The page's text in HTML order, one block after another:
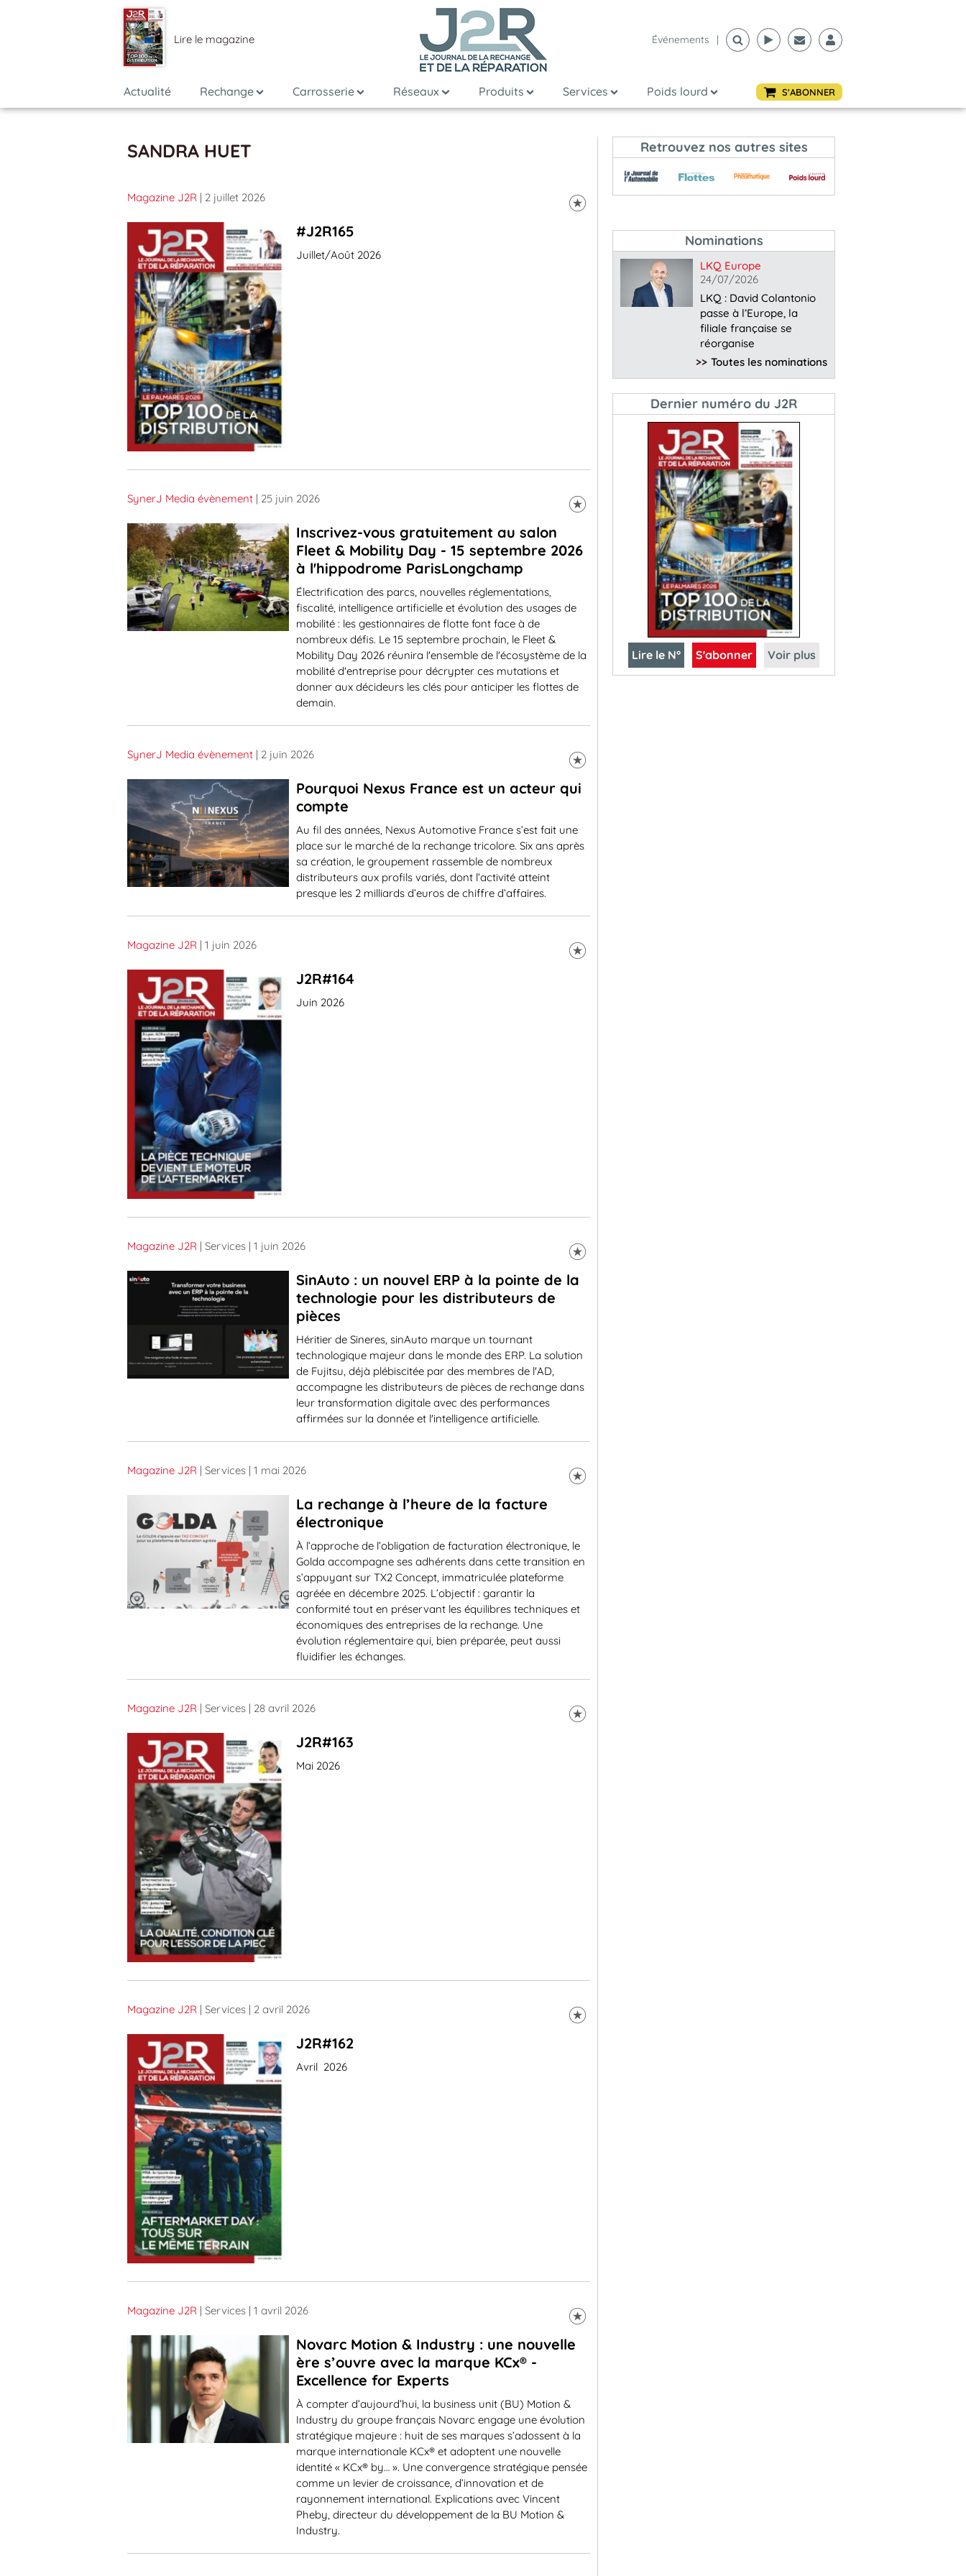
Lire le magazine Événements |
Actualité Rechange Carrosserie Réseaux Produits Services Poids lourd S'ABONNER
SANDRA HUET
Magazine J2R | 2 juillet 2026
#J2R165
Juillet/Août 2026
SynerJ Media évènement | 25 juin 2026
Inscrivez-vous gratuitement au salon
Fleet & Mobility Day - 15 septembre 2026
à l'hippodrome ParisLongchamp
Électrification des parcs, nouvelles réglementations,
fiscalité, intelligence artificielle et évolution des usages de
mobilité : les gestionnaires de flotte font face à de
nombreux défis. Le 15 septembre prochain, le Fleet &
Mobility Day 2026 réunira l'ensemble de l'écosystème de la
mobilité d'entreprise pour décrypter ces mutations et
donner aux décideurs les clés pour anticiper les flottes de
demain.
SynerJ Media évènement | 2 juin 2026
Pourquoi Nexus France est un acteur qui
compte
Au fil des années, Nexus Automotive France s’est fait une
place sur le marché de la rechange tricolore. Six ans après
sa création, le groupement rassemble de nombreux
distributeurs aux profils variés, dont l’activité atteint
presque les 2 milliards d’euros de chiffre d’affaires.
Magazine J2R | 1 juin 2026
J2R#164
Juin 2026
Magazine J2R | Services | 1 juin 2026
SinAuto : un nouvel ERP à la pointe de la
technologie pour les distributeurs de
pièces
Héritier de Sineres, sinAuto marque un tournant
technologique majeur dans le monde des ERP. La solution
de Fujitsu, déjà plébiscitée par des membres de l'AD,
accompagne les distributeurs de pièces de rechange dans
leur transformation digitale avec des performances
affirmées sur la donnée et l'intelligence artificielle.
Magazine J2R | Services | 1 mai 2026
La rechange à l’heure de la facture
électronique
À l’approche de l’obligation de facturation électronique, le
Golda accompagne ses adhérents dans cette transition en
s’appuyant sur TX2 Concept, immatriculée plateforme
agréée en décembre 2025. L’objectif : garantir la
conformité tout en préservant les équilibres techniques et
économiques des entreprises de la rechange. Une
évolution réglementaire qui, bien préparée, peut aussi
fluidifier les échanges.
Magazine J2R | Services | 28 avril 2026
J2R#163
Mai 2026
Magazine J2R | Services | 2 avril 2026
J2R#162
Avril 2026
Magazine J2R | Services | 1 avril 2026
Novarc Motion & Industry : une nouvelle
ère s’ouvre avec la marque KCx® -
Excellence for Experts
À compter d’aujourd’hui, la business unit (BU) Motion &
Industry du groupe français Novarc engage une évolution
stratégique majeure : huit de ses marques s’adossent à la
marque internationale KCx® et adoptent une nouvelle
identité « KCx® by… ». Une convergence stratégique pensée
comme un levier de croissance, d’innovation et de
rayonnement international. Explications avec Vincent
Pheby, directeur du développement de la BU Motion &
Industry.
Retrouvez nos autres sites
Nominations
LKQ Europe
24/07/2026
LKQ : David Colantonio
passe à l’Europe, la
filiale française se
réorganise
>> Toutes les nominations
Dernier numéro du J2R
Lire le N° S'abonner Voir plus